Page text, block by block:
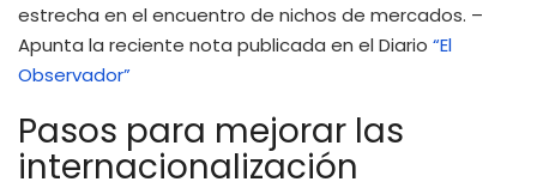
estrecha en el encuentro de nichos de mercados. –
Apunta la reciente nota publicada en el Diario “El
Observador”
Pasos para mejorar las
internacionalización